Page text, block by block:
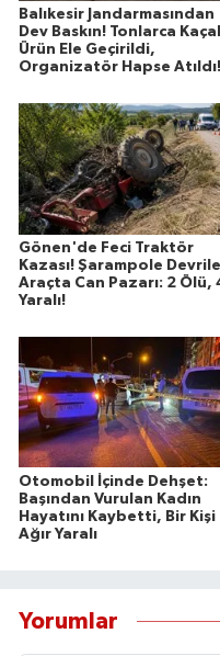
Balıkesir Jandarmasından
Dev Baskın! Tonlarca
Ürün Ele Geçirildi,
Organizatör Hapse Atıldı!
Gönen'de Feci Traktör
Kazası! Şarampole
Araçta Can Pazarı: 2 Ölü,
Yaralı!
Otomobil İçinde Dehşet:
Başından Vurulan Kadın
Hayatını Kaybetti, Bir Kişi
Ağır Yaralı
Yorumlar